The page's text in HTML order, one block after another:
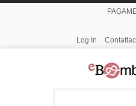
Log In